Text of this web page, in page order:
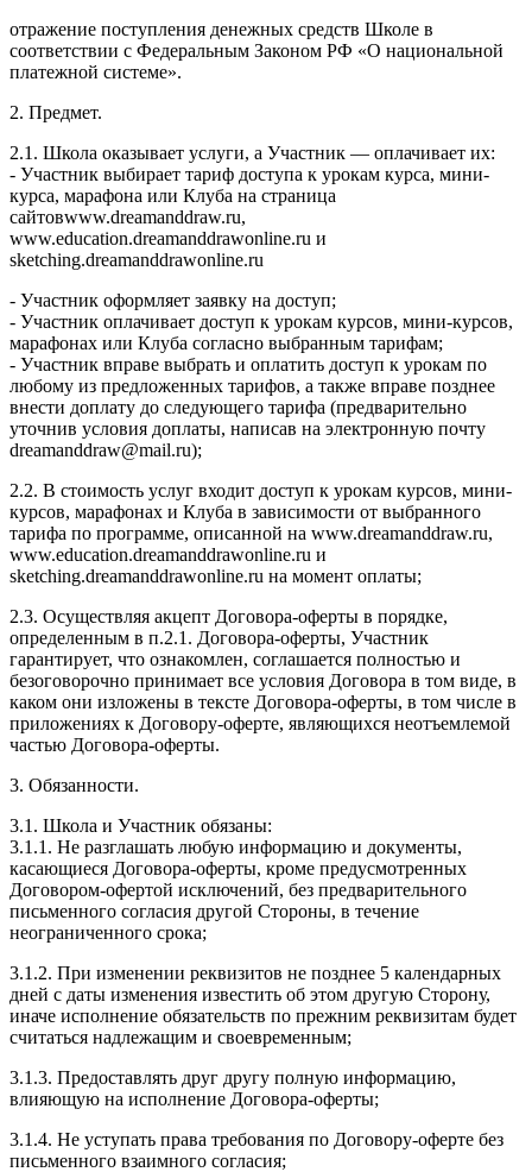
отражение поступления денежных средств Школе в
соответствии с Федеральным Законом РФ «О национальной
платежной системе».
2. Предмет.
2.1. Школа оказывает услуги, а Участник — оплачивает их:
- Участник выбирает тариф доступа к урокам курса, мини-
курса, марафона или Клуба на страница
сайтовwww.dreamanddraw.ru,
www.education.dreamanddrawonline.ru и
sketching.dreamanddrawonline.ru
- Участник оформляет заявку на доступ;
- Участник оплачивает доступ к урокам курсов, мини-курсов,
марафонах или Клуба согласно выбранным тарифам;
- Участник вправе выбрать и оплатить доступ к урокам по
любому из предложенных тарифов, а также вправе позднее
внести доплату до следующего тарифа (предварительно
уточнив условия доплаты, написав на электронную почту
dreamanddraw@mail.ru);
2.2. В стоимость услуг входит доступ к урокам курсов, мини-
курсов, марафонах и Клуба в зависимости от выбранного
тарифа по программе, описанной на www.dreamanddraw.ru,
www.education.dreamanddrawonline.ru и
sketching.dreamanddrawonline.ru на момент оплаты;
2.3. Осуществляя акцепт Договора-оферты в порядке,
определенным в п.2.1. Договора-оферты, Участник
гарантирует, что ознакомлен, соглашается полностью и
безоговорочно принимает все условия Договора в том виде, в
каком они изложены в тексте Договора-оферты, в том числе в
приложениях к Договору-оферте, являющихся неотъемлемой
частью Договора-оферты.
3. Обязанности.
3.1. Школа и Участник обязаны:
3.1.1. Не разглашать любую информацию и документы,
касающиеся Договора-оферты, кроме предусмотренных
Договором-офертой исключений, без предварительного
письменного согласия другой Стороны, в течение
неограниченного срока;
3.1.2. При изменении реквизитов не позднее 5 календарных
дней с даты изменения известить об этом другую Сторону,
иначе исполнение обязательств по прежним реквизитам будет
считаться надлежащим и своевременным;
3.1.3. Предоставлять друг другу полную информацию,
влияющую на исполнение Договора-оферты;
3.1.4. Не уступать права требования по Договору-оферте без
письменного взаимного согласия;